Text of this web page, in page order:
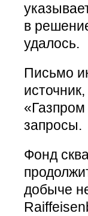
в
удалось.
Письмо
запросы.
Фонд
добыче